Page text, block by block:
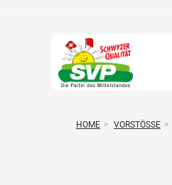
HOME > VORSTÖSSE >